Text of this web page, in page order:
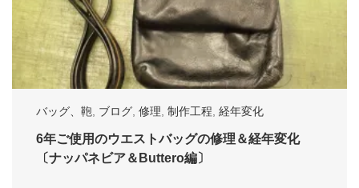
バッグ、鞄 ブログ 修理 制作工程 経年変化
6年ご使用のウエストバッグの修理＆経年変化
〔ナッパネビア＆Buttero編〕